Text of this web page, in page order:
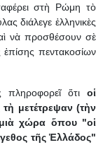
στὴ Ρώμη τὸ
διάλεγε ἑλληνικὲς
νὰ προσθέσουν σὲ
πεντακοσίων
ὅτι οἱ
μετέτρεψαν (τὴν
χώρα ὅπου "οἱ
τῆς Ἑλλάδος"